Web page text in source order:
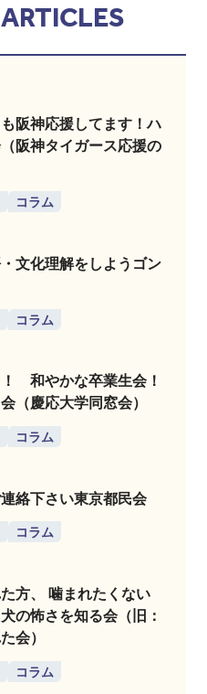
阪神応援してます！ハ
阪神タイガース応援の
コラム
文化理解をしようゴン
コラム
和やかな卒業生会！
（慶応大学同窓会）
コラム
絡下さい東京都民会
コラム
方、 噛まれたくない
の怖さを知る会（旧：
会）
コラム